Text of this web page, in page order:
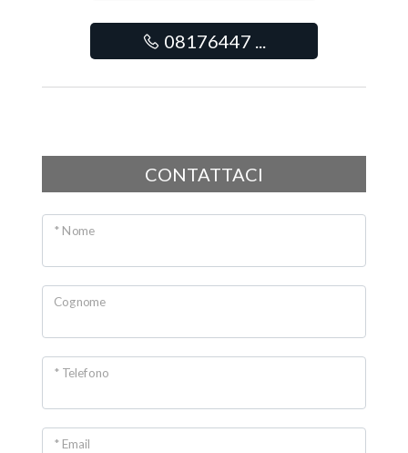
08176447 ...
CONTATTACI
* Nome
Cognome
* Telefono
* Email